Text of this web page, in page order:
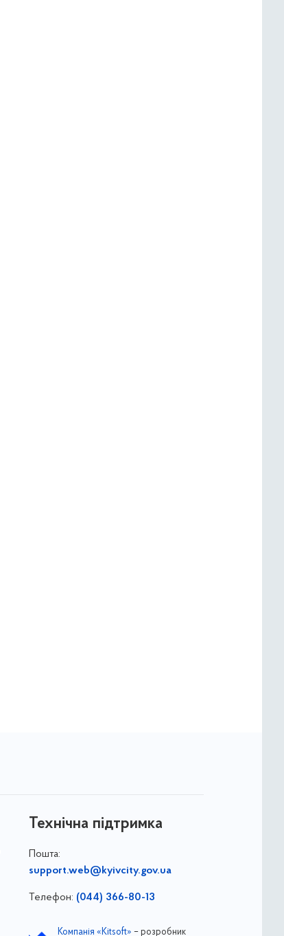
Технічна підтримка
Пошта:
support.web@kyivcity.gov.ua
Телефон: (044) 366-80-13
Компанія «Kitsoft» – розробник